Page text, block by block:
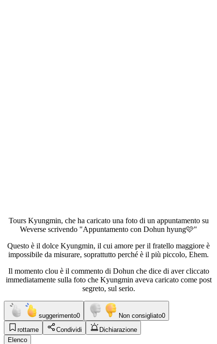
Tours Kyungmin, che ha caricato una foto di un appuntamento su
Weverse scrivendo "Appuntamento con Dohun hyung🩷"
Questo è il dolce Kyungmin, il cui amore per il fratello maggiore è
impossibile da misurare, soprattutto perché è il più piccolo, Ehem.
Il momento clou è il commento di Dohun che dice di aver cliccato
immediatamente sulla foto che Kyungmin aveva caricato come post
segreto, sul serio.
suggerimento0 Non consigliato0
rottame
Condividi
Dichiarazione
Elenco